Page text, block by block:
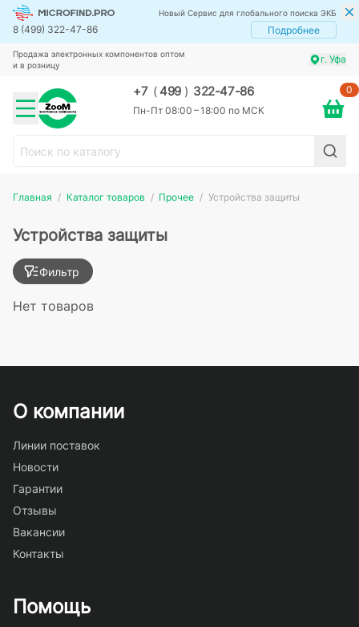
Новый Сервис для глобального поиска ЭКБ
8 (499) 322-47-86 Подробнее
Продажа электронных компонентов оптом
и в розницу
г. Уфа
+7 (499 ) 322-47-86
Пн-Пт 08:00 – 18:00 по МСК
0
Главная Каталог товаров Прочее Устройства защиты
Устройства защиты
Фильтр
Нет товаров
О компании
Линии поставок
Новости
Гарантии
Отзывы
Вакансии
Контакты
Помощь